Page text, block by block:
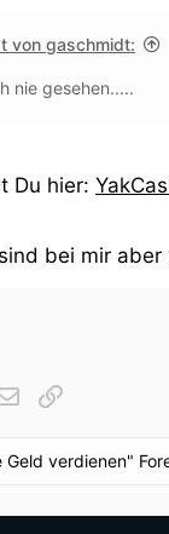
von gaschmidt:
nie gesehen.....
Du hier:
bei mir
E-Mail
Geld verdienen"